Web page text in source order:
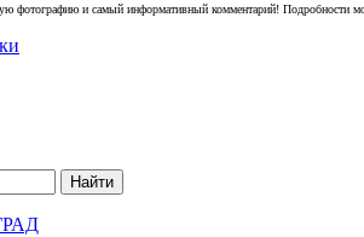
фотографию и самый информативный комментарий! Подробности